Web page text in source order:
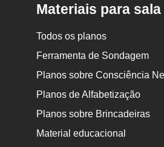
Materiais para
Todos os planos
Ferramenta de Sondagem
Planos sobre Consciência
Planos de Alfabetização
Planos sobre Brincadeiras
Material educacional